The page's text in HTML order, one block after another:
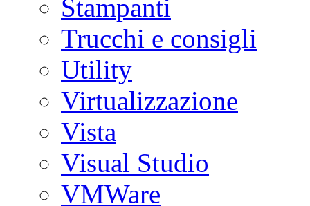
Stampanti
Trucchi e consigli
Utility
Virtualizzazione
Vista
Visual Studio
VMWare